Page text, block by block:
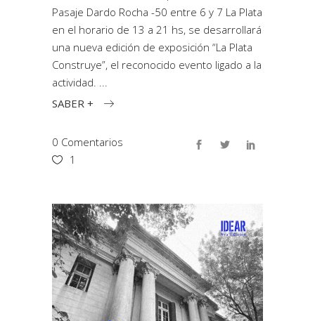
Pasaje Dardo Rocha -50 entre 6 y 7 La Plata
en el horario de 13 a 21 hs, se desarrollará
una nueva edición de exposición “La Plata
Construye”, el reconocido evento ligado a la
actividad.
SABER +
0 Comentarios
1